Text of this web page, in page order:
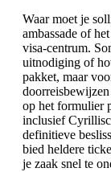
Waar moet je
ambassade of
visa-centrum.
uitnodiging of
pakket, maar
op het formulier
inclusief
definitieve
bied heldere
je zaak snel te